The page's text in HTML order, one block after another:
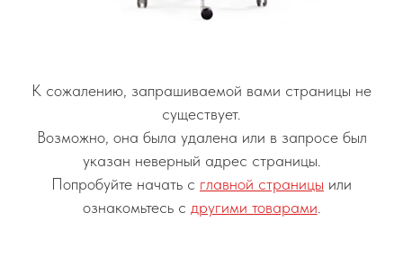
К сожалению, запрашиваемой вами страницы не
существует.
Возможно, она была удалена или в запросе был
указан неверный адрес страницы.
Попробуйте начать с главной страницы или
ознакомьтесь с другими товарами